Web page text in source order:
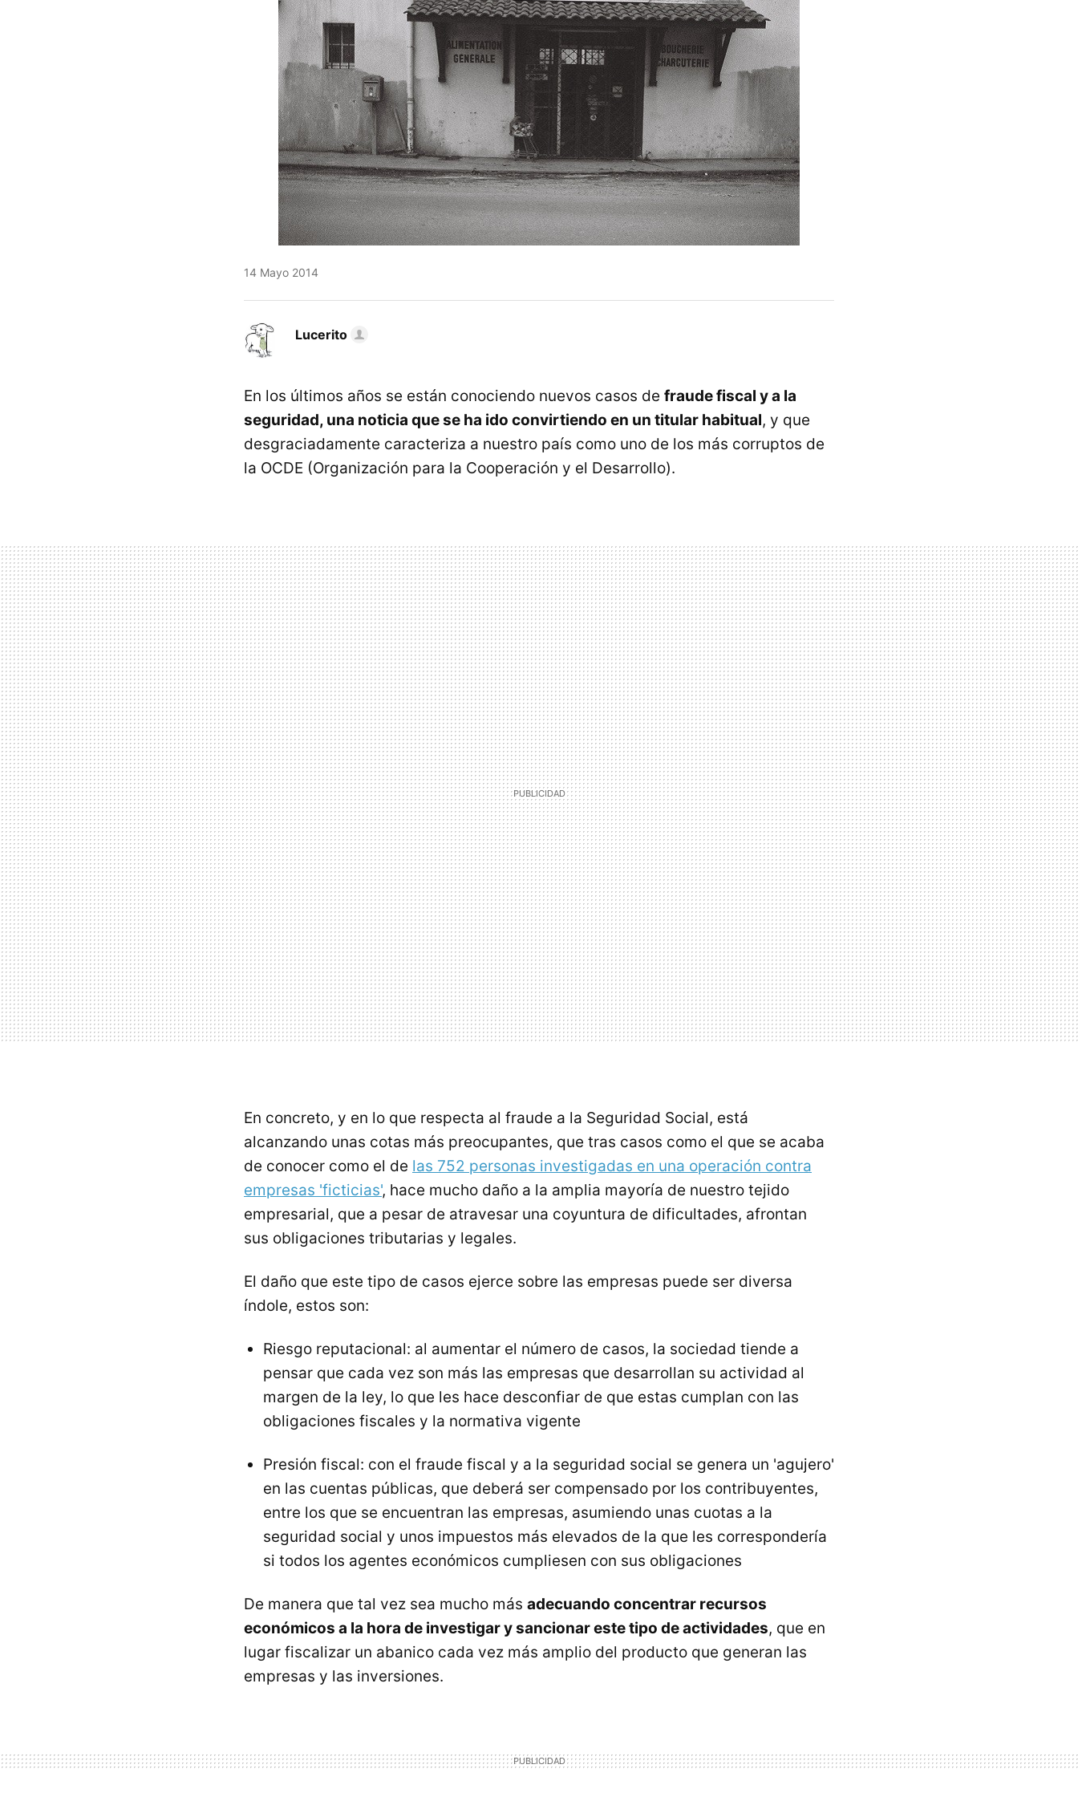
14 Mayo 2014
Lucerito
En los últimos años se están conociendo nuevos casos de fraude fiscal y a la
seguridad, una noticia que se ha ido convirtiendo en un titular habitual, y que
desgraciadamente caracteriza a nuestro país como uno de los más corruptos de
la OCDE (Organización para la Cooperación y el Desarrollo).
En concreto, y en lo que respecta al fraude a la Seguridad Social, está
alcanzando unas cotas más preocupantes, que tras casos como el que se acaba
de conocer como el de las 752 personas investigadas en una operación contra
empresas 'ficticias', hace mucho daño a la amplia mayoría de nuestro tejido
empresarial, que a pesar de atravesar una coyuntura de dificultades, afrontan
sus obligaciones tributarias y legales.
El daño que este tipo de casos ejerce sobre las empresas puede ser diversa
índole, estos son:
Riesgo reputacional: al aumentar el número de casos, la sociedad tiende a
pensar que cada vez son más las empresas que desarrollan su actividad al
margen de la ley, lo que les hace desconfiar de que estas cumplan con las
obligaciones fiscales y la normativa vigente
Presión fiscal: con el fraude fiscal y a la seguridad social se genera un 'agujero'
en las cuentas públicas, que deberá ser compensado por los contribuyentes,
entre los que se encuentran las empresas, asumiendo unas cuotas a la
seguridad social y unos impuestos más elevados de la que les correspondería
si todos los agentes económicos cumpliesen con sus obligaciones
De manera que tal vez sea mucho más adecuando concentrar recursos
económicos a la hora de investigar y sancionar este tipo de actividades, que en
lugar fiscalizar un abanico cada vez más amplio del producto que generan las
empresas y las inversiones.